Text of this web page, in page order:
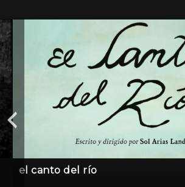
el canto del río